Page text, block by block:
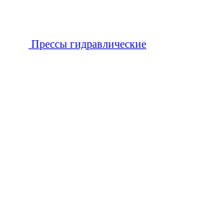
Прессы гидравлические